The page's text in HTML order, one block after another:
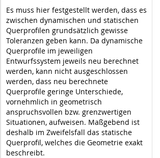
Es muss hier festgestellt werden, dass es
zwischen dynamischen und statischen
Querprofilen grundsätzlich gewisse
Toleranzen geben kann. Da dynamische
Querprofile im jeweiligen
Entwurfssystem jeweils neu berechnet
werden, kann nicht ausgeschlossen
werden, dass neu berechnete
Querprofile geringe Unterschiede,
vornehmlich in geometrisch
anspruchsvollen bzw. grenzwertigen
Situationen, aufweisen. Maßgebend ist
deshalb im Zweifelsfall das statische
Querprofil, welches die Geometrie exakt
beschreibt.